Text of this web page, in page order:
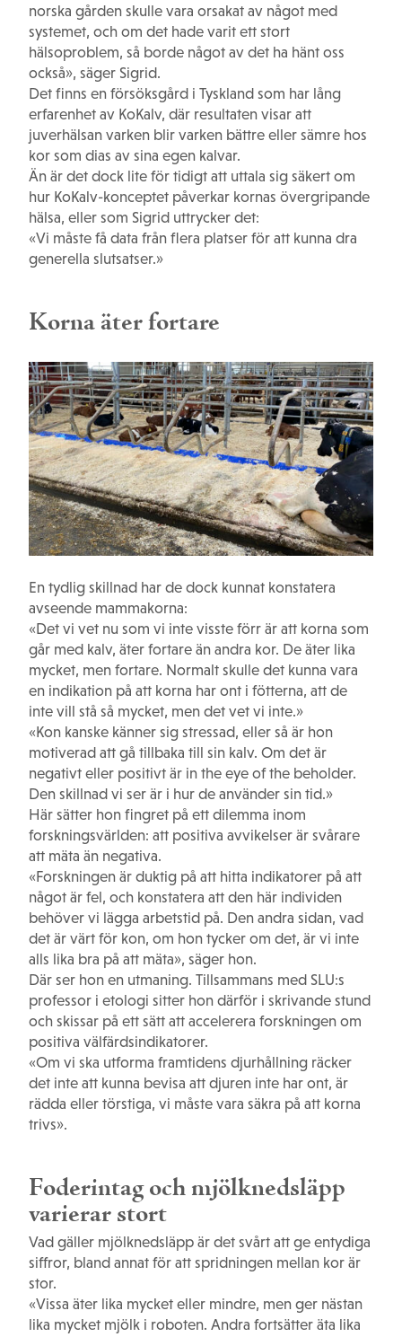
norska gården skulle vara orsakat av något med
systemet, och om det hade varit ett stort
hälsoproblem, så borde något av det ha hänt oss
också», säger Sigrid.
Det finns en försöksgård i Tyskland som har lång
erfarenhet av KoKalv, där resultaten visar att
juverhälsan varken blir varken bättre eller sämre hos
kor som dias av sina egen kalvar.
Än är det dock lite för tidigt att uttala sig säkert om
hur KoKalv-konceptet påverkar kornas övergripande
hälsa, eller som Sigrid uttrycker det:
«Vi måste få data från flera platser för att kunna dra
generella slutsatser.»
Korna äter fortare
En tydlig skillnad har de dock kunnat konstatera
avseende mammakorna:
«Det vi vet nu som vi inte visste förr är att korna som
går med kalv, äter fortare än andra kor. De äter lika
mycket, men fortare. Normalt skulle det kunna vara
en indikation på att korna har ont i fötterna, att de
inte vill stå så mycket, men det vet vi inte.»
«Kon kanske känner sig stressad, eller så är hon
motiverad att gå tillbaka till sin kalv. Om det är
negativt eller positivt är in the eye of the beholder.
Den skillnad vi ser är i hur de använder sin tid.»
Här sätter hon fingret på ett dilemma inom
forskningsvärlden: att positiva avvikelser är svårare
att mäta än negativa.
«Forskningen är duktig på att hitta indikatorer på att
något är fel, och konstatera att den här individen
behöver vi lägga arbetstid på. Den andra sidan, vad
det är värt för kon, om hon tycker om det, är vi inte
alls lika bra på att mäta», säger hon.
Där ser hon en utmaning. Tillsammans med SLU:s
professor i etologi sitter hon därför i skrivande stund
och skissar på ett sätt att accelerera forskningen om
positiva välfärdsindikatorer.
«Om vi ska utforma framtidens djurhållning räcker
det inte att kunna bevisa att djuren inte har ont, är
rädda eller törstiga, vi måste vara säkra på att korna
trivs».
Foderintag och mjölknedsläpp
varierar stort
Vad gäller mjölknedsläpp är det svårt att ge entydiga
siffror, bland annat för att spridningen mellan kor är
stor.
«Vissa äter lika mycket eller mindre, men ger nästan
lika mycket mjölk i roboten. Andra fortsätter äta lika